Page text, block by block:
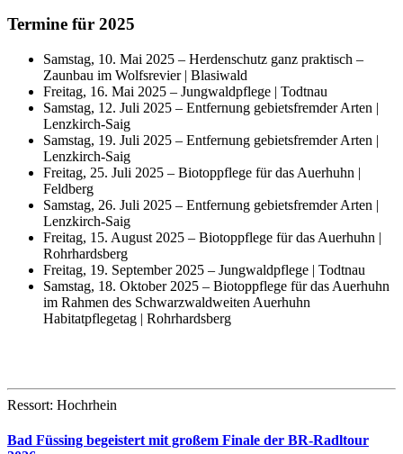
Termine für 2025
Samstag, 10. Mai 2025 – Herdenschutz ganz praktisch –
Zaunbau im Wolfsrevier | Blasiwald
Freitag, 16. Mai 2025 – Jungwaldpflege | Todtnau
Samstag, 12. Juli 2025 – Entfernung gebietsfremder Arten |
Lenzkirch-Saig
Samstag, 19. Juli 2025 – Entfernung gebietsfremder Arten |
Lenzkirch-Saig
Freitag, 25. Juli 2025 – Biotoppflege für das Auerhuhn |
Feldberg
Samstag, 26. Juli 2025 – Entfernung gebietsfremder Arten |
Lenzkirch-Saig
Freitag, 15. August 2025 – Biotoppflege für das Auerhuhn |
Rohrhardsberg
Freitag, 19. September 2025 – Jungwaldpflege | Todtnau
Samstag, 18. Oktober 2025 – Biotoppflege für das Auerhuhn
im Rahmen des Schwarzwaldweiten Auerhuhn
Habitatpflegetag | Rohrhardsberg
Ressort: Hochrhein
Bad Füssing begeistert mit großem Finale der BR-Radltour